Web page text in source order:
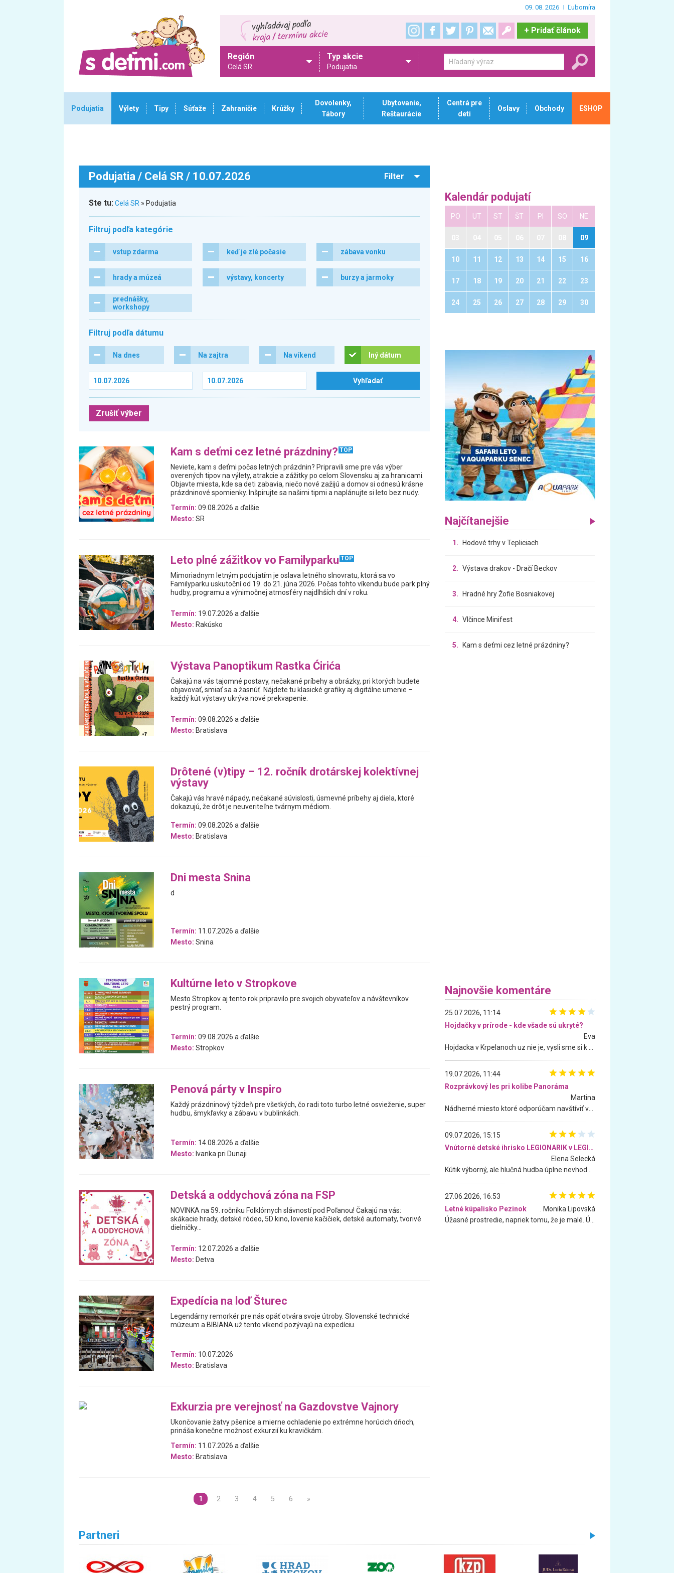
09. 08. 2026 Ľubomíra
+ Pridať článok
Región
Celá SR
Typ akcie
Podujatia
Podujatia Výlety Tipy Súťaže Zahraničie Krúžky
Dovolenky,
Tábory
Ubytovanie,
Reštaurácie
Centrá pre
deti
Oslavy Obchody ESHOP
Podujatia / Celá SR / 10.07.2026 Filter
Ste tu:Celá SR » Podujatia
Filtruj podľa kategórie
vstup zdarma keď je zlé počasie zábava vonku
hrady a múzeá výstavy, koncerty burzy a jarmoky
prednášky,
workshopy
Filtruj podľa dátumu
Na dnes Na zajtra Na víkend Iný dátum
Zrušiť výber
Kam s deťmi cez letné prázdniny? TOP
Neviete, kam s deťmi počas letných prázdnin? Pripravili sme pre vás výber
overených tipov na výlety, atrakcie a zážitky po celom Slovensku aj za hranicami.
Objavte miesta, kde sa deti zabavia, niečo nové zažijú a domov si odnesú krásne
prázdninové spomienky. Inšpirujte sa našimi tipmi a naplánujte si leto bez nudy.
Termín: 09.08.2026 a ďalšie
Mesto: SR
Leto plné zážitkov vo Familyparku TOP
Mimoriadnym letným podujatím je oslava letného slnovratu, ktorá sa vo
Familyparku uskutoční od 19. do 21. júna 2026. Počas tohto víkendu bude park plný
hudby, programu a výnimočnej atmosféry najdlhších dní v roku.
Termín: 19.07.2026 a ďalšie
Mesto: Rakúsko
Výstava Panoptikum Rastka Ćirića
Čakajú na vás tajomné postavy, nečakané príbehy a obrázky, pri ktorých budete
objavovať, smiať sa a žasnúť. Nájdete tu klasické grafiky aj digitálne umenie –
každý kút výstavy ukrýva nové prekvapenie.
Termín: 09.08.2026 a ďalšie
Mesto: Bratislava
Drôtené (v)tipy – 12. ročník drotárskej kolektívnej
výstavy
Čakajú vás hravé nápady, nečakané súvislosti, úsmevné príbehy aj diela, ktoré
dokazujú, že drôt je neuveriteľne tvárnym médiom.
Termín: 09.08.2026 a ďalšie
Mesto: Bratislava
Dni mesta Snina
d
Termín: 11.07.2026 a ďalšie
Mesto: Snina
Kultúrne leto v Stropkove
Mesto Stropkov aj tento rok pripravilo pre svojich obyvateľov a návštevníkov
pestrý program.
Termín: 09.08.2026 a ďalšie
Mesto: Stropkov
Penová párty v Inspiro
Každý prázdninový týždeň pre všetkých, čo radi toto turbo letné osvieženie, super
hudbu, šmykľavky a zábavu v bublinkách.
Termín: 14.08.2026 a ďalšie
Mesto: Ivanka pri Dunaji
Detská a oddychová zóna na FSP
NOVINKA na 59. ročníku Folklórnych slávností pod Poľanou! Čakajú na vás:
skákacie hrady, detské ródeo, 5D kino, lovenie kačičiek, detské automaty, tvorivé
dielničky...
Termín: 12.07.2026 a ďalšie
Mesto: Detva
Expedícia na loď Šturec
Legendárny remorkér pre nás opäť otvára svoje útroby. Slovenské technické
múzeum a BIBIANA už tento víkend pozývajú na expedíciu.
Termín: 10.07.2026
Mesto: Bratislava
Exkurzia pre verejnosť na Gazdovstve Vajnory
Ukončovanie žatvy pšenice a mierne ochladenie po extrémne horúcich dňoch,
prináša konečne možnosť exkurzií ku kravičkám.
Termín: 11.07.2026 a ďalšie
Mesto: Bratislava
1 2 3 4 5 6 »
Kalendár podujatí
PO UT ST ŠT PI SO NE
09
10 11 12 13 14 15 16
17 18 19 20 21 22 23
24 25 26 27 28 29 30
Najčítanejšie
1. Hodové trhy v Tepliciach
2. Výstava drakov - Dračí Beckov
3. Hradné hry Žofie Bosniakovej
4. Vlčince Minifest
5. Kam s deťmi cez letné prázdniny?
Najnovšie komentáre
25.07.2026, 11:14
Hojdačky v prírode - kde všade sú ukryté?
Eva
19.07.2026, 11:44
Rozprávkový les pri kolibe Panoráma
Martina
09.07.2026, 15:15
Vnútorné detské ihrisko LEGIONARIK v LEGIA Fitness
Elena Selecká
27.06.2026, 16:53
Letné kúpalisko Pezinok
. Monika Lipovská
Partneri